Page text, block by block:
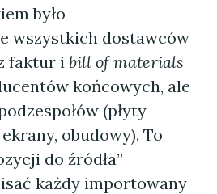
było
wszystkich dostawców
faktur i bill of materials
końcowych, ale
(płyty
obudowy). To
do źródła”
każdy importowany